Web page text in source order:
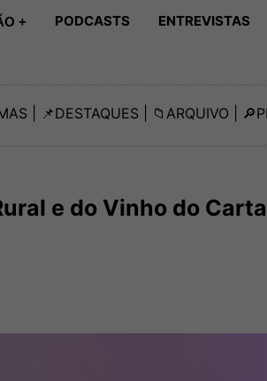
+ PODCASTS ENTREVISTAS
| 📌DESTAQUES | 📁 ARQUIVO | 🔎
e do Vinho do